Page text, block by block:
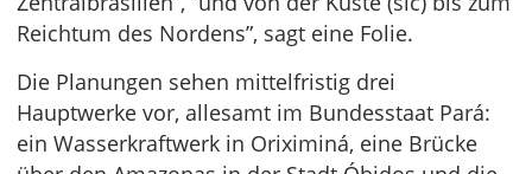
Reichtum des Nordens”, sagt eine Folie.
Die Planungen sehen mittelfristig drei
Hauptwerke vor, allesamt im Bundesstaat Pará:
ein Wasserkraftwerk in Oriximiná, eine Brücke